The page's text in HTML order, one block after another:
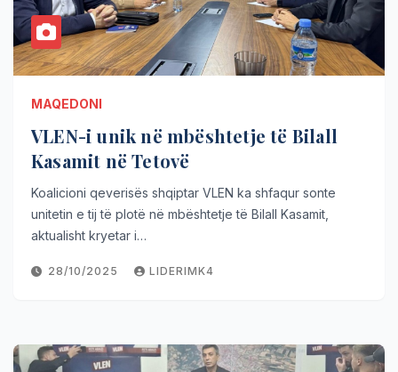
MAQEDONI
VLEN-i unik në mbështetje të Bilall
Kasamit në Tetovë
Koalicioni qeverisës shqiptar VLEN ka shfaqur sonte
unitetin e tij të plotë në mbështetje të Bilall Kasamit,
aktualisht kryetar i…
28/10/2025 LIDERIMK4